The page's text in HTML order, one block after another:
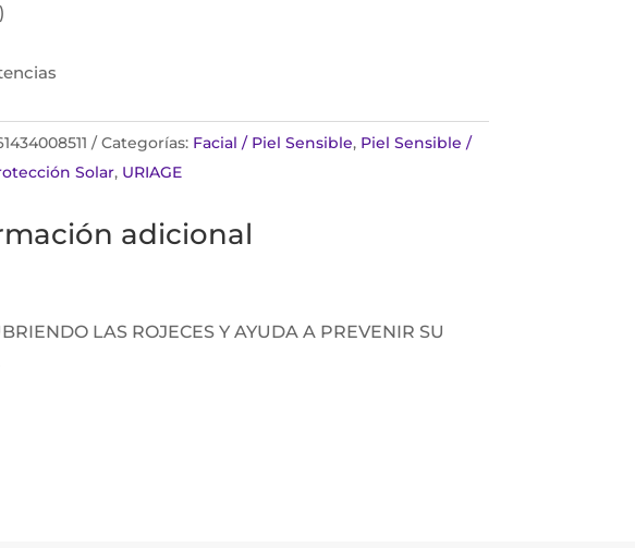
Categorías: Facial / Piel Sensible, Piel Sensible /
Solar, URIAGE
adicional
LAS ROJECES Y AYUDA A PREVENIR SU